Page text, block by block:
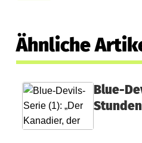
F
C
L
u
h
Ähnliche
Blue-